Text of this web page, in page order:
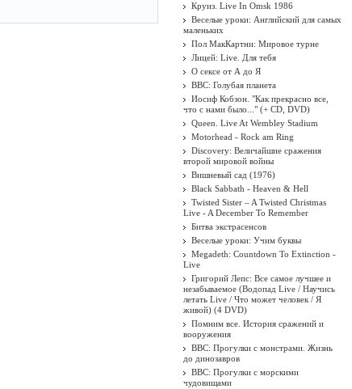
Круиз. Live In Omsk 1986
Веселые уроки: Английский для самых
маленьких
Пол МакКартни: Мировое турне
Лицей: Live. Для тебя
О сексе от А до Я
BBC: Голубая планета
Иосиф Кобзон. "Как прекрасно все,
что с нами было..." (+ CD, DVD)
Queen. Live At Wembley Stadium
Motorhead - Rock am Ring
Discovery: Величайшие сражения
второй мировой войны
Вишневый сад (1976)
Black Sabbath - Heaven & Hell
Twisted Sister ‎– A Twisted Christmas
Live - A December To Remember
Битва экстрасенсов
Веселые уроки: Учим буквы
Megadeth: Countdown To Extinction -
Live
Григорий Лепс: Все самое лучшее и
незабываемое (Водопад Live / Научись
летать Live / Что может человек / Я
живой) (4 DVD)
Помним все. История сражений и
вооружения
BBC: Прогулки с монстрами. Жизнь
до динозавров
BBC: Прогулки с морскими
чудовищами